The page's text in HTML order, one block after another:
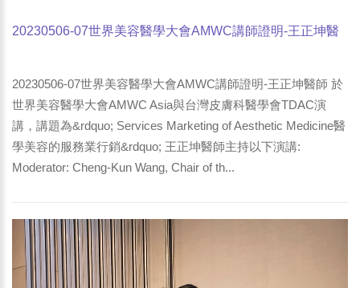
20230506-07世界美容醫學大會AMWC講師證明-王正坤醫
20230506-07世界美容醫學大會AMWC講師證明-王正坤醫師 於
世界美容醫學大會AMWC Asia與台灣皮膚科醫學會TDAC演
講，講題為&rdquo; Services Marketing of Aesthetic Medicine醫
學美容的服務業行銷&rdquo; 王正坤醫師主持以下演講:
Moderator: Cheng-Kun Wang, Chair of th...